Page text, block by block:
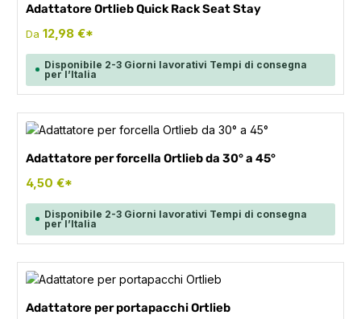
Adattatore Ortlieb Quick Rack Seat Stay
Da12,98 €*
Disponibile 2-3 Giorni lavorativi Tempi di consegna
per l’Italia
Adattatore per forcella Ortlieb da 30° a 45°
4,50 €*
Disponibile 2-3 Giorni lavorativi Tempi di consegna
per l’Italia
Adattatore per portapacchi Ortlieb